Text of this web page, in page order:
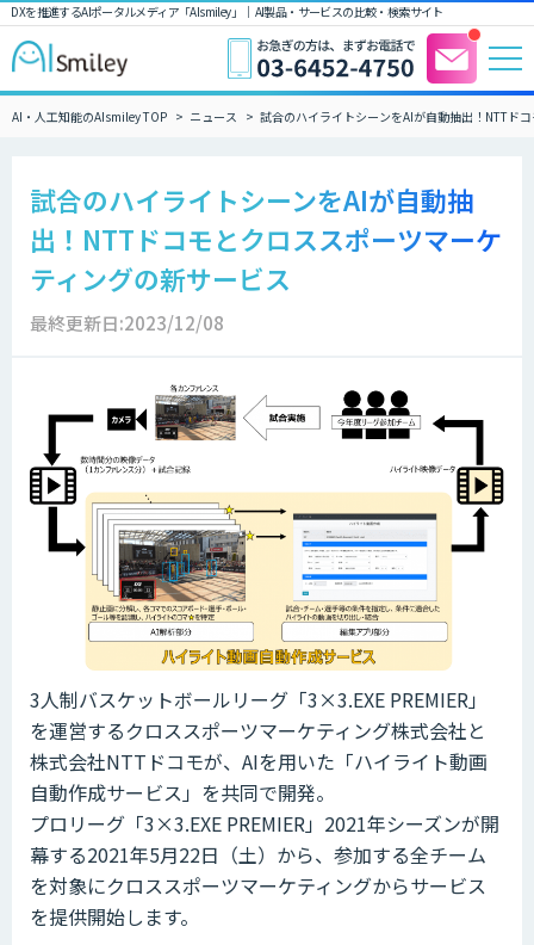
DXを推進するAIポータルメディア「AIsmiley」｜ AI製品・サービスの比較・検索サイト
AI・人工知能のAIsmiley TOP ニュース 試合のハイライトシーンをAIが自動抽出！NTTド
試合のハイライトシーンをAIが自動抽
出！NTTドコモとクロススポーツマーケ
ティングの新サービス
最終更新日:2023/12/08
3人制バスケットボールリーグ「3×3.EXE PREMIER」
を運営するクロススポーツマーケティング株式会社と
株式会社NTTドコモが、AIを用いた「ハイライト動画
自動作成サービス」を共同で開発。
プロリーグ「3×3.EXE PREMIER」2021年シーズンが開
幕する2021年5月22日（土）から、参加する全チーム
を対象にクロススポーツマーケティングからサービス
を提供開始します。